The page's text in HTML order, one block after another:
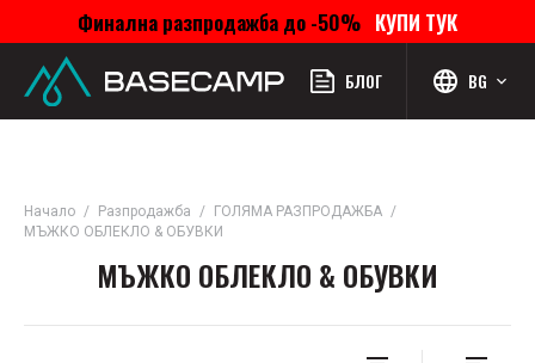
Финална разпродажба до -50% КУПИ ТУК
БЛОГ BG
Начало Разпродажба
ГОЛЯМА РАЗПРОДАЖБА
МЪЖКО ОБЛЕКЛО & ОБУВКИ
МЪЖКО ОБЛЕКЛО & ОБУВКИ